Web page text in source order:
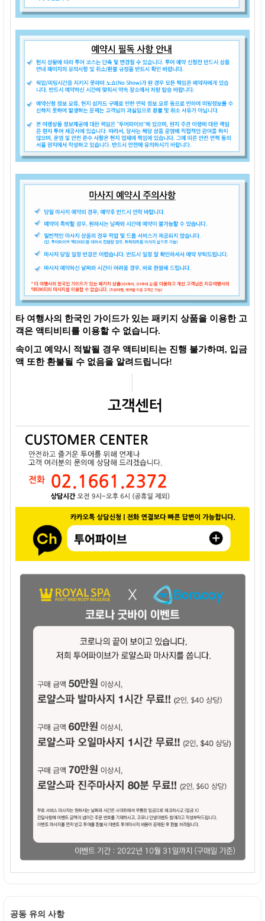
타 여행사의 한국인 가이드가 있는 패키지 상품을 이용한 고
객은 액티비티를 이용할 수 없습니다.
속이고 예약시 적발될 경우 액티비티는 진행 불가하며, 입금
액 또한 환불될 수 없음을 알려드립니다!
공동 유의 사항